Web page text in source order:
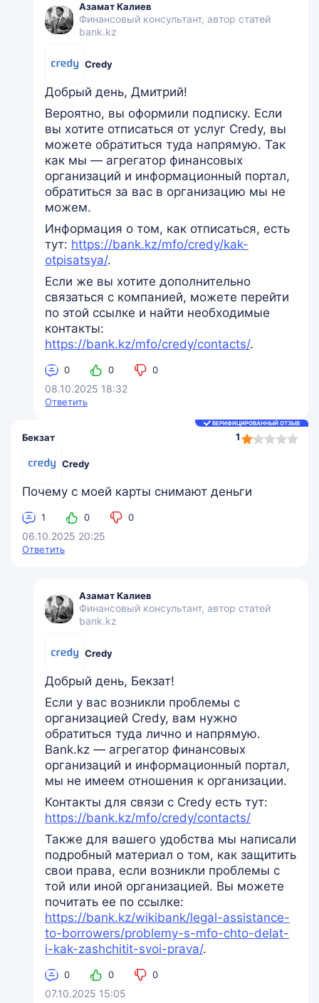
Азамат Калиев
Финансовый консультант, автор статей
bank.kz
Credy
Добрый день, Дмитрий!
Вероятно, вы оформили подписку. Если
вы хотите отписаться от услуг Credy, вы
можете обратиться туда напрямую. Так
как мы — агрегатор финансовых
организаций и информационный портал,
обратиться за вас в организацию мы не
можем.
Информация о том, как отписаться, есть
тут: https://bank.kz/mfo/credy/kak-
otpisatsya/.
Если же вы хотите дополнительно
связаться с компанией, можете перейти
по этой ссылке и найти необходимые
контакты:
https://bank.kz/mfo/credy/contacts/.
0 0 0
08.10.2025 18:32
Ответить
Бекзат
Credy
ВЕРИФИЦИРОВАННЫЙ ОТЗЫВ
1
1,0
rating
Почему с моей карты снимают деньги
1 0 0
06.10.2025 20:25
Ответить
Азамат Калиев
Финансовый консультант, автор статей
bank.kz
Credy
Добрый день, Бекзат!
Если у вас возникли проблемы с
организацией Credy, вам нужно
обратиться туда лично и напрямую.
Bank.kz — агрегатор финансовых
организаций и информационный портал,
мы не имеем отношения к организации.
Контакты для связи с Credy есть тут:
https://bank.kz/mfo/credy/contacts/
Также для вашего удобства мы написали
подробный материал о том, как защитить
свои права, если возникли проблемы с
той или иной организацией. Вы можете
почитать ее по ссылке:
https://bank.kz/wikibank/legal-assistance-
to-borrowers/problemy-s-mfo-chto-delat-
i-kak-zashchitit-svoi-prava/.
0 0 0
07.10.2025 15:05